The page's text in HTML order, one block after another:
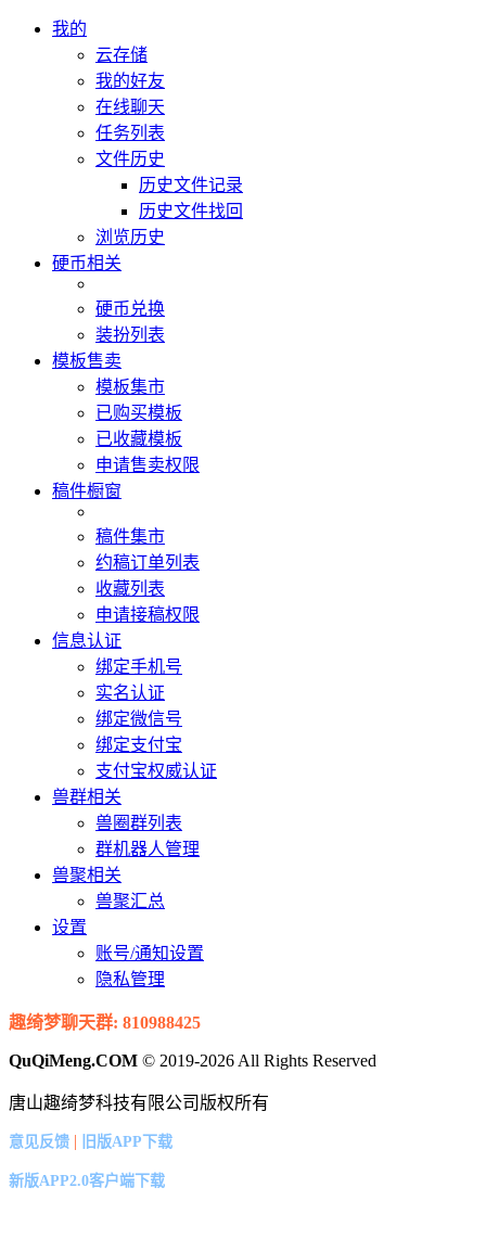
我的
云存储
我的好友
在线聊天
任务列表
文件历史
历史文件记录
历史文件找回
浏览历史
硬币相关
硬币兑换
装扮列表
模板售卖
模板集市
已购买模板
已收藏模板
申请售卖权限
稿件橱窗
稿件集市
约稿订单列表
收藏列表
申请接稿权限
信息认证
绑定手机号
实名认证
绑定微信号
绑定支付宝
支付宝权威认证
兽群相关
兽圈群列表
群机器人管理
兽聚相关
兽聚汇总
设置
账号/通知设置
隐私管理
趣绮梦聊天群: 810988425
QuQiMeng.COM © 2019-2026 All Rights Reserved
唐山趣绮梦科技有限公司版权所有
意见反馈 | 旧版APP下载
新版APP2.0客户端下载